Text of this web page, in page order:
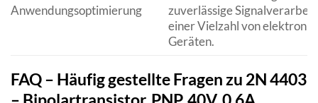
Anwendungsoptimierung
zuverlässige
einer Vielzahl von
Geräten.
FAQ – Häufig gestellte Fragen zu 2N 4403